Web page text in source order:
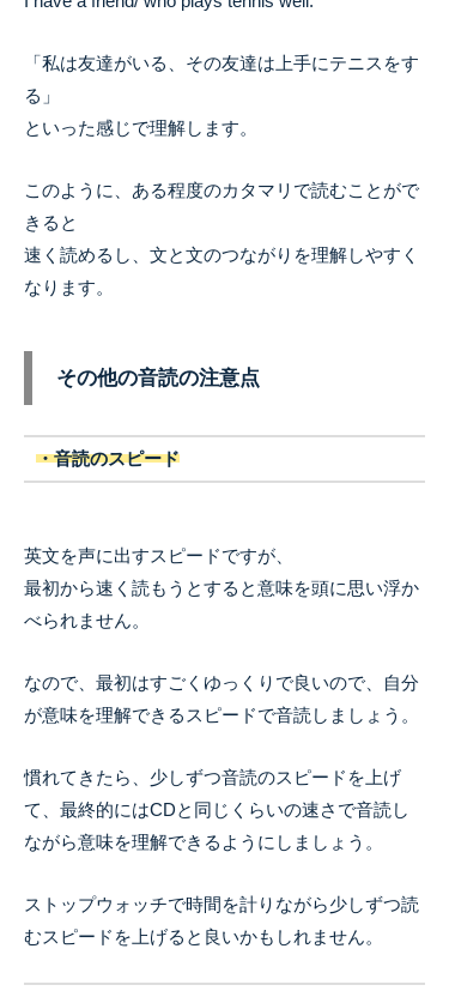
「私は友達がいる、その友達は上手にテニスをす
る」
といった感じで理解します。
このように、ある程度のカタマリで読むことがで
きると
速く読めるし、文と文のつながりを理解しやすく
なります。
その他の音読の注意点
・音読のスピード
英文を声に出すスピードですが、
最初から速く読もうとすると意味を頭に思い浮か
べられません。
なので、最初はすごくゆっくりで良いので、自分
が意味を理解できるスピードで音読しましょう。
慣れてきたら、少しずつ音読のスピードを上げ
て、最終的にはCDと同じくらいの速さで音読し
ながら意味を理解できるようにしましょう。
ストップウォッチで時間を計りながら少しずつ読
むスピードを上げると良いかもしれません。